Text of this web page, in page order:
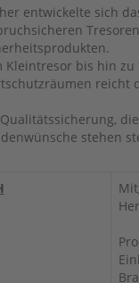
entwickelte sich
Kleintresor bis hin
reicht
stehen